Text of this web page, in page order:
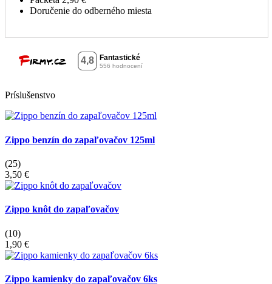
Doručenie do odberného miesta
Príslušenstvo
Zippo benzín do zapaľovačov 125ml
(25)
3,50 €
Zippo knôt do zapaľovačov
(10)
1,90 €
Zippo kamienky do zapaľovačov 6ks